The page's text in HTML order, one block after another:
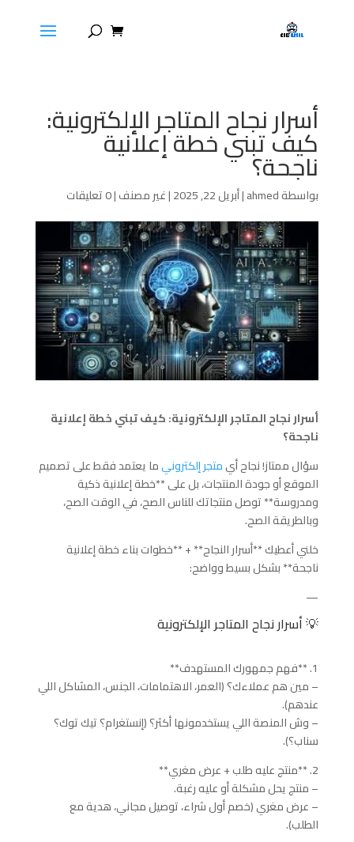
أسرار نجاح المتاجر الإلكترونية:
كيف تبني خطة إعلانية
ناجحة؟
بواسطةahmed
|أبريل 22, 2025 |غير مصنف|0 تعليقات
أسرار نجاح المتاجر الإلكترونية: كيف تبني خطة إعلانية
ناجحة؟
سؤال ممتاز! نجاح أيمتجر إلكترونيما يعتمد فقط على تصميم
الموقع أو جودة المنتجات، بل على **خطة إعلانية ذكية
ومدروسة** توصل منتجاتك للناس الصح، في الوقت الصح،
وبالطريقة الصح.
خلني أعطيك **أسرار النجاح** + **خطوات بناء خطة إعلانية
ناجحة** بشكل بسيط وواضح:
—
💡 أسرار نجاح المتاجر الإلكترونية
1. **فهم جمهورك المستهدف**
– مين هم عملاءك؟ (العمر، الاهتمامات، الجنس، المشاكل اللي
عندهم).
– وش المنصة اللي يستخدمونها أكثر؟ (إنستغرام؟ تيك توك؟
سناب؟).
2. **منتج عليه طلب + عرض مغري**
– منتج يحل مشكلة أو عليه رغبة.
– عرض مغري (خصم أول شراء، توصيل مجاني، هدية مع
الطلب).